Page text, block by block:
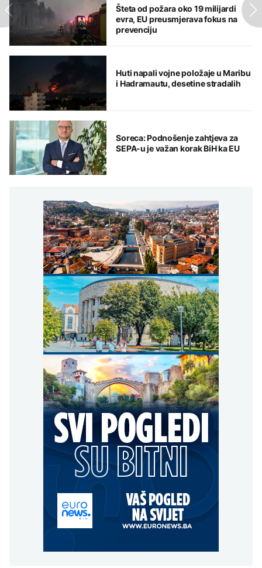
Šteta od požara oko 19 milijardi
evra, EU preusmjerava fokus na
prevenciju
Huti napali vojne položaje u Maribu
i Hadramautu, desetine stradalih
Soreca: Podnošenje zahtjeva za
SEPA-u je važan korak BiH ka EU